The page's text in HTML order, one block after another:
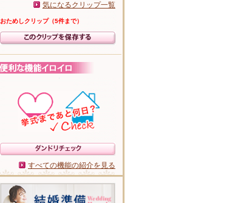
気になるクリップ一覧
おためしクリップ（5件まで）
すべての機能の紹介を見る